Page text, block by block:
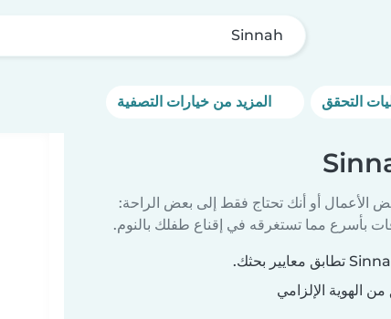
Sinnah
المزيد من خيارات التصفية
الأعمال أو أنك تحتاج فقط إلى بعض الراحة:
بأسرع مما تستغرقه في إقناع طفلك بالنوم.
الهوية الإلزامي